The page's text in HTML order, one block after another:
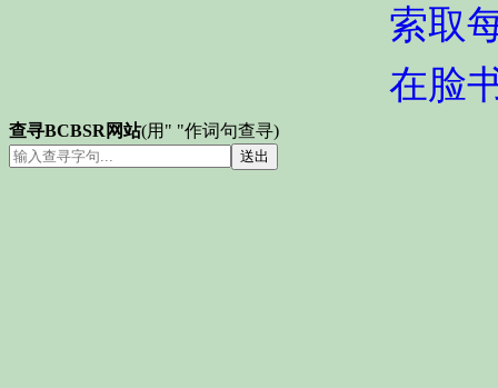
索取
在脸
查寻BCBSR网站(用" "作词句查寻)